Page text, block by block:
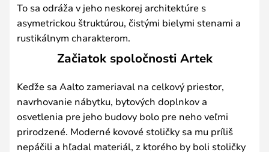
To sa odráža v jeho neskorej architektúre s
asymetrickou štruktúrou, čistými bielymi stenami a
rustikálnym charakterom.
Začiatok spoločnosti Artek
Keďže sa Aalto zameriaval na celkový priestor,
navrhovanie nábytku, bytových doplnkov a
osvetlenia pre jeho budovy bolo pre neho veľmi
prirodzené. Moderné kovové stoličky sa mu príliš
nepáčili a hľadal materiál, z ktorého by boli stoličky